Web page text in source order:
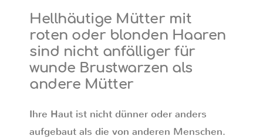
Hellhäutige Mütter mit
roten oder blonden Haaren
sind nicht anfälliger für
wunde Brustwarzen als
andere Mütter
Ihre Haut ist nicht dünner oder anders
aufgebaut als die von anderen Menschen.